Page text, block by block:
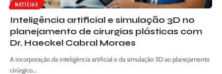
NOTÍCIAS
Inteligência artificial e simulação 3D no
planejamento de cirurgias plásticas com
Dr. Haeckel Cabral Moraes
A incorporação da inteligência artificial e da simulação 3D ao planejamento
cirúrgico…